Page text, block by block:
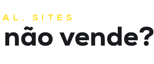
,SITES
vende?